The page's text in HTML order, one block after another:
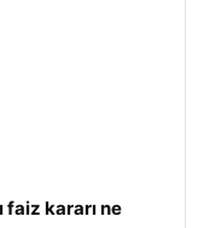
faiz kararı ne